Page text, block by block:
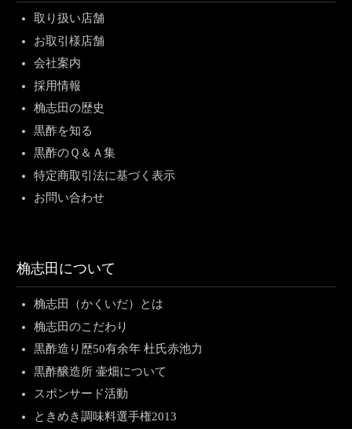
取り扱い店舗
お取引様店舗
会社案内
採用情報
桷志田の歴史
黒酢を知る
黒酢のＱ＆Ａ集
特定商取引法に基づく表示
お問い合わせ
桷志田について
桷志田（かくいだ）とは
桷志田のこだわり
黒酢造り歴50有余年 杜氏赤池力
黒酢醸造所 壷畑について
スポンサード活動
ときめき調味料選手権2013